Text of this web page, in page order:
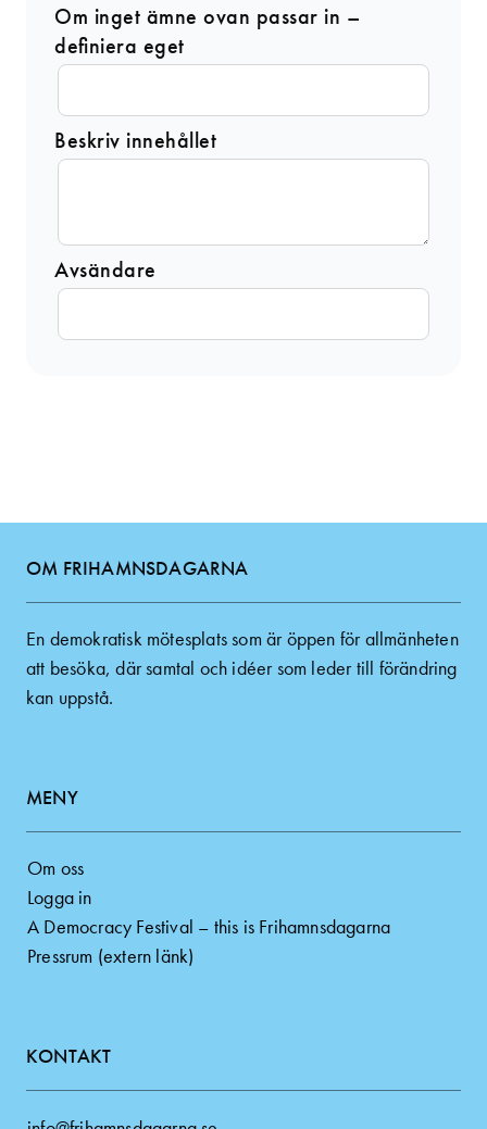
Om inget ämne ovan passar in –
definiera eget
Beskriv innehållet
Avsändare
OM FRIHAMNSDAGARNA
En demokratisk mötesplats som är öppen för allmänheten
att besöka, där samtal och idéer som leder till förändring
kan uppstå.
MENY
Om oss
Logga in
A Democracy Festival – this is Frihamnsdagarna
Pressrum (extern länk)
KONTAKT